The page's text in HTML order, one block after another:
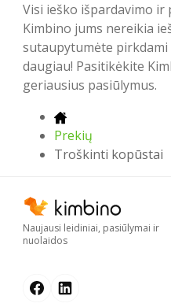
Visi ieško išpardavimo
Kimbino jums nereikia
sutaupytumėte
daugiau! Pasitikėkite
geriausius pasiūlymus.
Prekių
Troškinti kopūstai
Naujausi leidiniai, pasiūlymai ir
nuolaidos